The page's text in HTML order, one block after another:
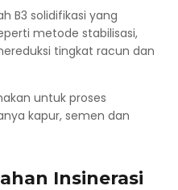
B3 solidifikasi yang
metode stabilisasi,
tingkat racun dan
untuk proses
kapur, semen dan
Insinerasi